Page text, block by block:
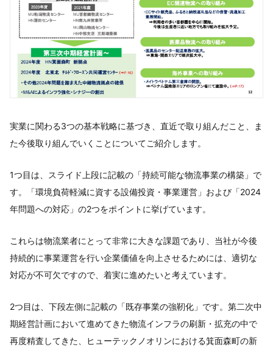
実業に関わる3つの基本戦略に基づき、直近で取り組んだこと、ま
た今後取り組んでいくことについてご紹介します。
1つ目は、スライド上段に記載の「持続可能な物流事業の構築」で
す。「環境負荷軽減に資する設備投資・事業運営」および「2024
年問題への対応」の2つをポイントに挙げています。
これらは物流業者にとって非常に大きな課題であり、当社が今後
持続的に事業運営を行い企業価値を向上させるためには、適切な
対応が不可欠ですので、着実に進めたいと考えています。
2つ目は、下段左側に記載の「既存事業の強靭化」です。第二次中
期経営計画において進めてきた物流インフラの刷新・拡充の中で
再度精査してきた、ヒューテックノオリンにおける箕面森町の新